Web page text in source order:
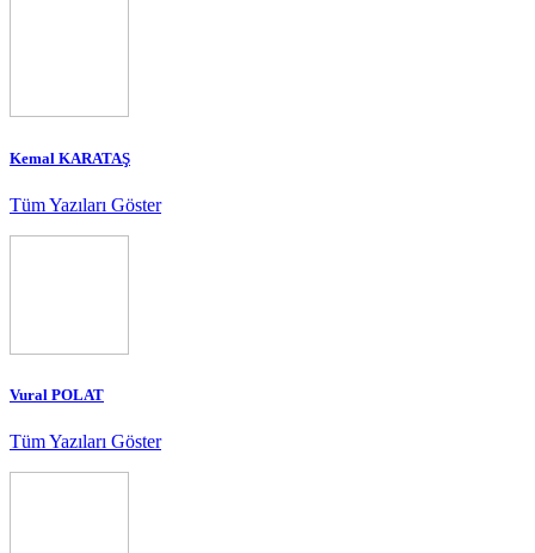
Kemal KARATAŞ
Tüm Yazıları Göster
Vural POLAT
Tüm Yazıları Göster